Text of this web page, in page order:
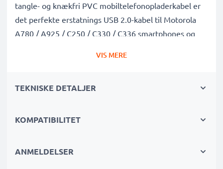
tangle- og knækfri PVC mobiltelefonopladerkabel er
det perfekte erstatnings USB 2.0-kabel til Motorola
A780 / A925 / C250 / C330 / C336 smartphones og
opladning 1A telefonbatterioplader, der også fungerer
mobildatakabel til synkronisering og overførsel af filer
VIS MERE
TEKNISKE DETALJER
KOMPATIBILITET
ANMELDELSER